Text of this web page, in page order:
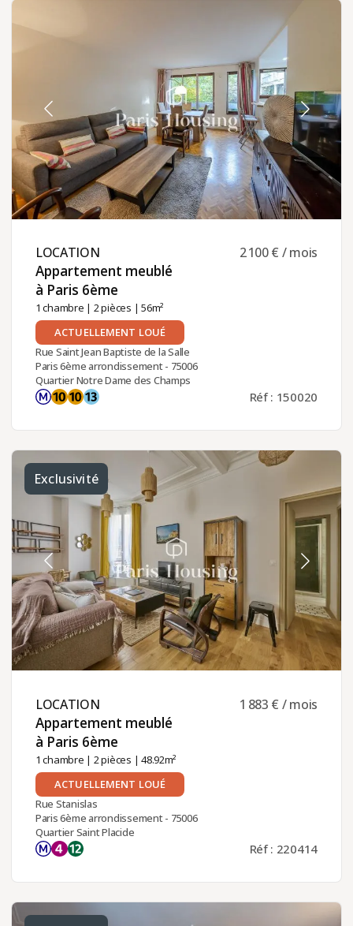
LOCATION ​
Appartement meublé
à Paris 6ème ​
1 chambre | 2 pièces | 56m²
2 100 € / mois
ACTUELLEMENT LOUÉ
Rue Saint Jean Baptiste de la Salle
Paris 6ème arrondissement - 75006
Quartier Notre Dame des Champs
Réf : 150020
Exclusivité
LOCATION ​
Appartement meublé
à Paris 6ème ​
1 chambre | 2 pièces | 48.92m²
1 883 € / mois
ACTUELLEMENT LOUÉ
Rue Stanislas
Paris 6ème arrondissement - 75006
Quartier Saint Placide
Réf : 220414